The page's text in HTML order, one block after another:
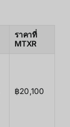
ราคาที่
MTXR
฿20,100